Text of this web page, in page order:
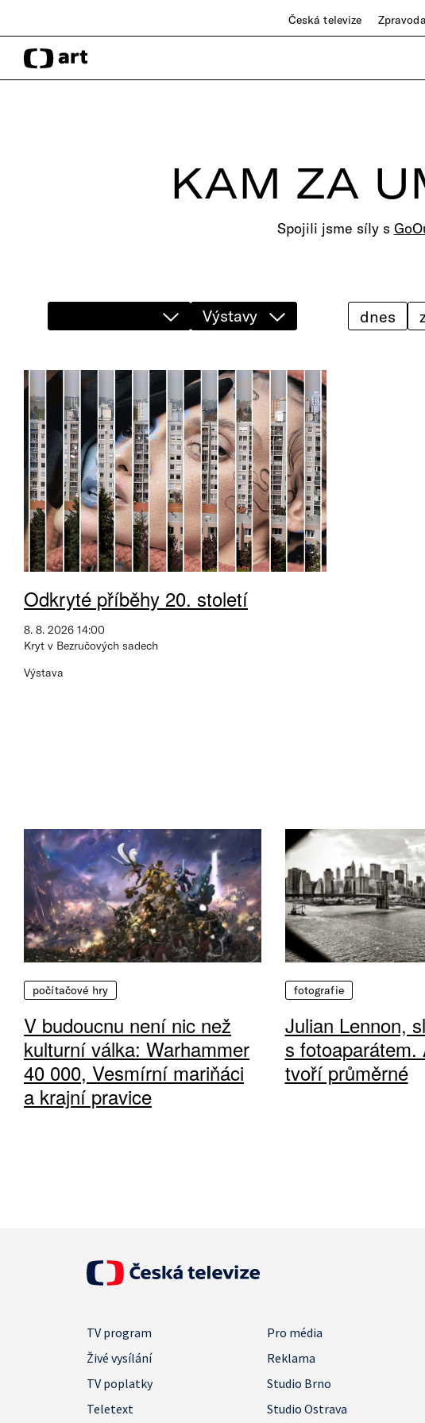
Česká televize
KAM ZA
Spojili jsme síly s
Výstavy dnes
Odkryté příběhy 20. století
8. 8. 2026 14:00
Kryt v Bezručových sadech
Výstava
počítačové hry
V budoucnu není nic než
kulturní válka: Warhammer
40 000, Vesmírní mariňáci
a krajní pravice
fotografie
Julian Lennon,
s fotoaparátem.
tvoří průměrné
TV program
Pro média
Živé vysílání
Reklama
TV poplatky
Studio Brno
Teletext
Studio Ostrava